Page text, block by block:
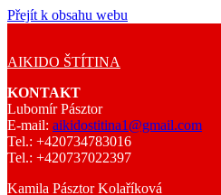
Přejít k obsahu webu
AIKIDO ŠTÍTINA
KONTAKT
Lubomír Pásztor
E-mail: aikidostitina1@gmail.com
Tel.: +420734783016
Tel.: +420737022397
Kamila Pásztor Kolaříková